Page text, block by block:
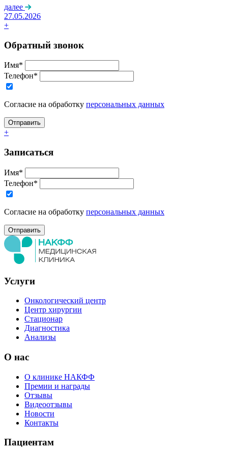
далее
27.05.2026
+
Обратный звонок
Имя*
Телефон*
Согласие на обработку персональных данных
+
Записаться
Имя*
Телефон*
Согласие на обработку персональных данных
Услуги
Онкологический центр
Центр хирургии
Стационар
Диагностика
Анализы
О нас
О клинике НАКФФ
Премии и награды
Отзывы
Видеоотзывы
Новости
Контакты
Пациентам